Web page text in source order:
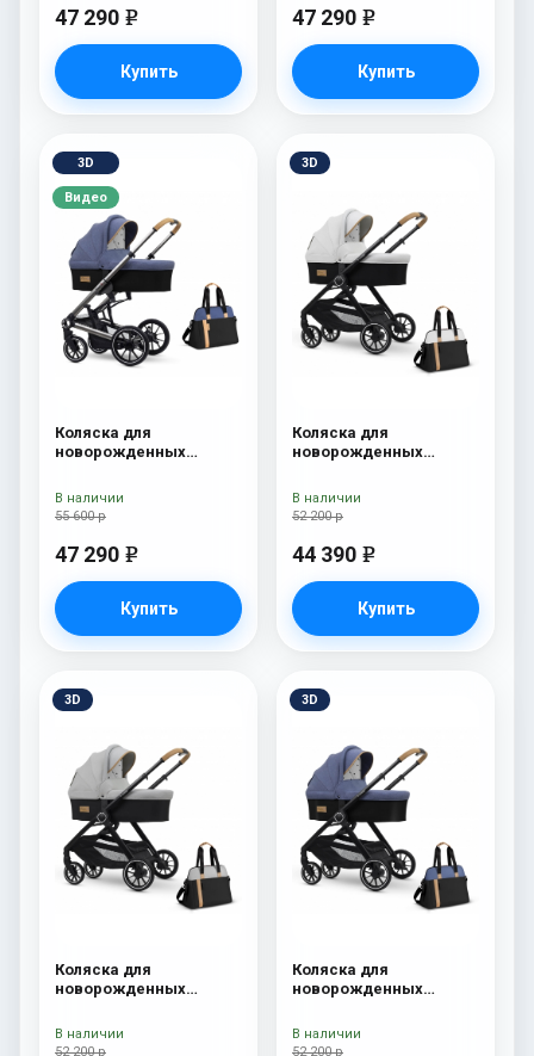
47 290 e
Купить
47 290 e
Купить
3D
Видео
Коляска для
новорожденных
Denim
55 600 р
47 290 e
Купить
В наличии
3D
Коляска для
новорожденных
сумка Sahara
52 200 р
44 390 e
Купить
В наличии
3D
Коляска для
новорожденных
сумка Grey
52 200 р
В наличии
3D
Коляска для
новорожденных
сумка Denim
52 200 р
В наличии